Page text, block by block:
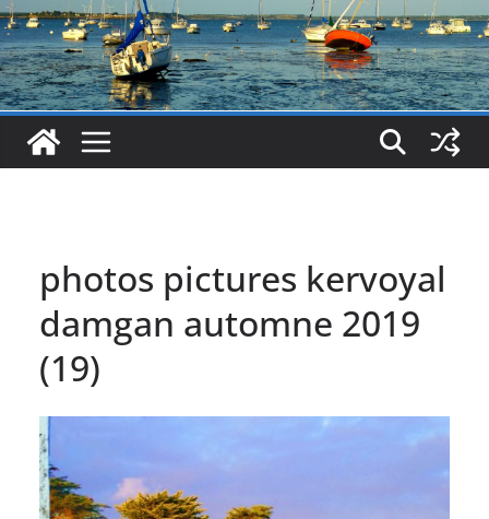
photos pictures kervoyal
damgan automne 2019
(19)